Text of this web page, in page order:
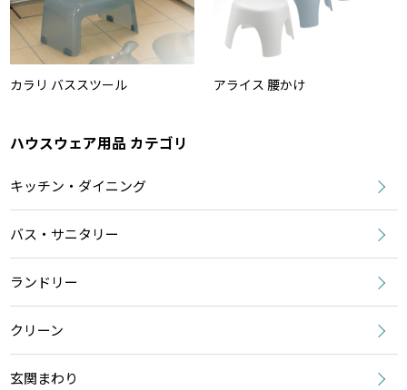
カラリ バススツール アライス 腰かけ
ハウスウェア用品 カテゴリ
キッチン・ダイニング
バス・サニタリー
ランドリー
クリーン
玄関まわり